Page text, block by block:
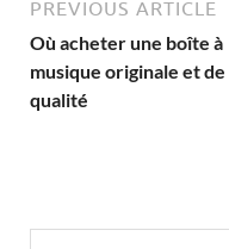
PREVIOUS ARTICLE
Où acheter une boîte à
musique originale et de
qualité